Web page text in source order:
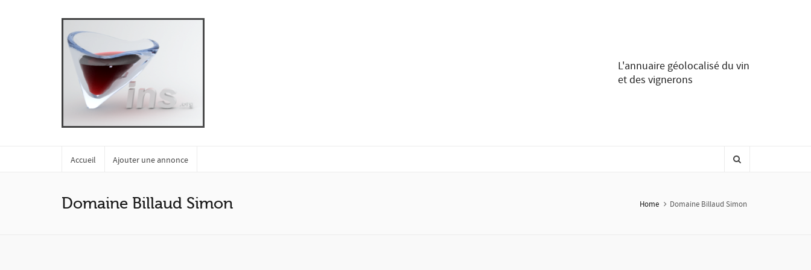
L'annuaire géolocalisé du vin
et des vignerons
Accueil Ajouter une annonce
Domaine Billaud Simon Home Domaine Billaud Simon